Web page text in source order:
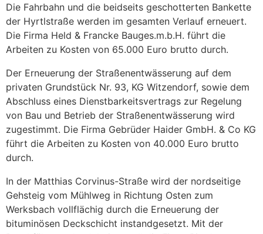
Die Fahrbahn und die beidseits geschotterten Bankette
der Hyrtlstraße werden im gesamten Verlauf erneuert.
Die Firma Held & Francke Bauges.m.b.H. führt die
Arbeiten zu Kosten von 65.000 Euro brutto durch.
Der Erneuerung der Straßenentwässerung auf dem
privaten Grundstück Nr. 93, KG Witzendorf, sowie dem
Abschluss eines Dienstbarkeitsvertrags zur Regelung
von Bau und Betrieb der Straßenentwässerung wird
zugestimmt. Die Firma Gebrüder Haider GmbH. & Co KG
führt die Arbeiten zu Kosten von 40.000 Euro brutto
durch.
In der Matthias Corvinus-Straße wird der nordseitige
Gehsteig vom Mühlweg in Richtung Osten zum
Werksbach vollflächig durch die Erneuerung der
bituminösen Deckschicht instandgesetzt. Mit der